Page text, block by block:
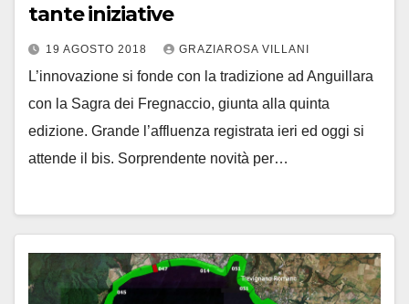
tante iniziative
19 AGOSTO 2018 GRAZIAROSA VILLANI
L’innovazione si fonde con la tradizione ad Anguillara
con la Sagra dei Fregnaccio, giunta alla quinta
edizione. Grande l’affluenza registrata ieri ed oggi si
attende il bis. Sorprendente novità per…